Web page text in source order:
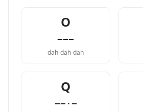
O
−−−
dah-dah-dah
Q
−−·−